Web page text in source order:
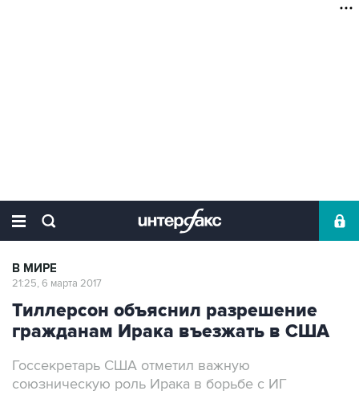
В МИРЕ
21:25, 6 марта 2017
Тиллерсон объяснил разрешение
гражданам Ирака въезжать в США
Госсекретарь США отметил важную
союзническую роль Ирака в борьбе с ИГ